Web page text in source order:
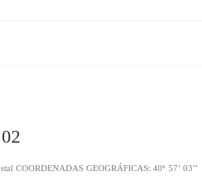
COORDENADAS GEOGRÁFICAS: 40º 57’